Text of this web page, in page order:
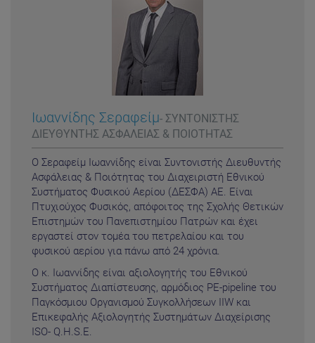
Ιωαννίδης Σεραφείμ- ΣΥΝΤΟΝΙΣΤΗΣ
ΔΙΕΥΘΥΝΤΗΣ ΑΣΦΑΛΕΙΑΣ & ΠΟΙΟΤΗΤΑΣ
Ο Σεραφείμ Ιωαννίδης είναι Συντονιστής Διευθυντής
Ασφάλειας & Ποιότητας του Διαχειριστή Εθνικού
Συστήματος Φυσικού Αερίου (ΔΕΣΦΑ) ΑΕ. Είναι
Πτυχιούχος Φυσικός, απόφοιτος της Σχολής Θετικών
Επιστημών του Πανεπιστημίου Πατρών και έχει
εργαστεί στον τομέα του πετρελαίου και του
φυσικού αερίου για πάνω από 24 χρόνια.
Ο κ. Ιωαννίδης είναι αξιολογητής του Εθνικού
Συστήματος Διαπίστευσης, αρμόδιος PE-pipeline του
Παγκόσμιου Οργανισμού Συγκολλήσεων IIW και
Επικεφαλής Αξιολογητής Συστημάτων Διαχείρισης
ISO- Q.H.S.E.